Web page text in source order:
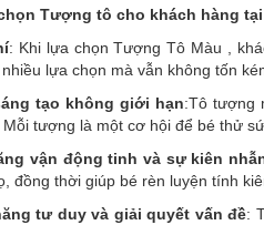
Tượng tô cho khách hàng
: Khi lựa chọn Tượng Tô Màu ,
lựa chọn mà vẫn không tốn
tạo không giới hạn:Tô tượng
tượng là một cơ hội để bé thử
vận động tinh và sự kiên
đồng thời giúp bé rèn luyện tính
tư duy và giải quyết vấn đề: